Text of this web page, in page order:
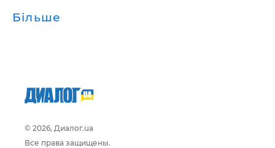
Більше
© 2026, Диалог.ua
Все права защищены.